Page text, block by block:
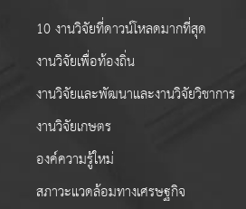
10 งานวิจัยที่ดาวน์โหลดมากที่สุด
งานวิจัยเพื่อท้องถิ่น
งานวิจัยและพัฒนาและงานวิจัยวิชาการ
งานวิจัยเกษตร
องค์ความรู้ใหม่
สภาวะแวดล้อมทางเศรษฐกิจ